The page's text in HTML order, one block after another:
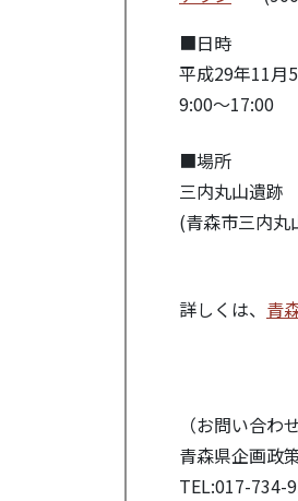
■日時
平成29年11月
9:00～17:00
■場所
三内丸山遺跡
(青森市三内丸
詳しくは、 青
（お問い合わ
青森県企画政
TEL:017-734-